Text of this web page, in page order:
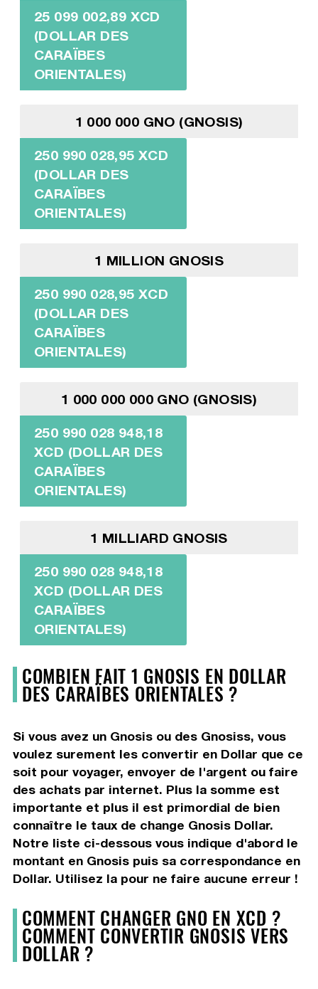
25 099 002,89 XCD
(DOLLAR DES
CARAÏBES
ORIENTALES)
1 000 000 GNO (GNOSIS)
250 990 028,95 XCD
(DOLLAR DES
CARAÏBES
ORIENTALES)
1 MILLION GNOSIS
250 990 028,95 XCD
(DOLLAR DES
CARAÏBES
ORIENTALES)
1 000 000 000 GNO (GNOSIS)
250 990 028 948,18
XCD (DOLLAR DES
CARAÏBES
ORIENTALES)
1 MILLIARD GNOSIS
250 990 028 948,18
XCD (DOLLAR DES
CARAÏBES
ORIENTALES)
COMBIEN FAIT 1 GNOSIS EN DOLLAR
DES CARAÏBES ORIENTALES ?
Si vous avez un Gnosis ou des Gnosiss, vous
voulez surement les convertir en Dollar que ce
soit pour voyager, envoyer de l'argent ou faire
des achats par internet. Plus la somme est
importante et plus il est primordial de bien
connaître le taux de change Gnosis Dollar.
Notre liste ci-dessous vous indique d'abord le
montant en Gnosis puis sa correspondance en
Dollar. Utilisez la pour ne faire aucune erreur !
COMMENT CHANGER GNO EN XCD ?
COMMENT CONVERTIR GNOSIS VERS
DOLLAR ?